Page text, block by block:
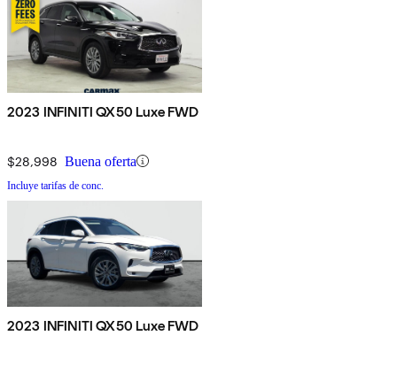
2023 INFINITI QX50 Luxe FWD
$28,998 Buena oferta
Incluye tarifas de conc.
2023 INFINITI QX50 Luxe FWD